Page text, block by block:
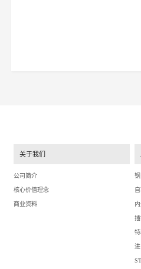
关于我们
公司简介
核心价值理念
商业资料